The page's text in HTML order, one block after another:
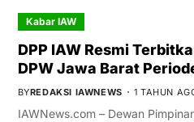
Kabar IAW
DPP IAW Resmi
DPW Jawa Barat
BYREDAKSI IAWNEWS 1 TAHUN
IAWNews.com – Dewan